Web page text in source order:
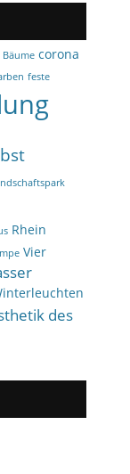
Bäume corona
feste
Rhein
Vier
des